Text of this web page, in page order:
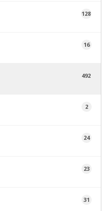
128
16
492
2
24
23
31